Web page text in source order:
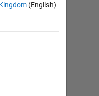
(English)